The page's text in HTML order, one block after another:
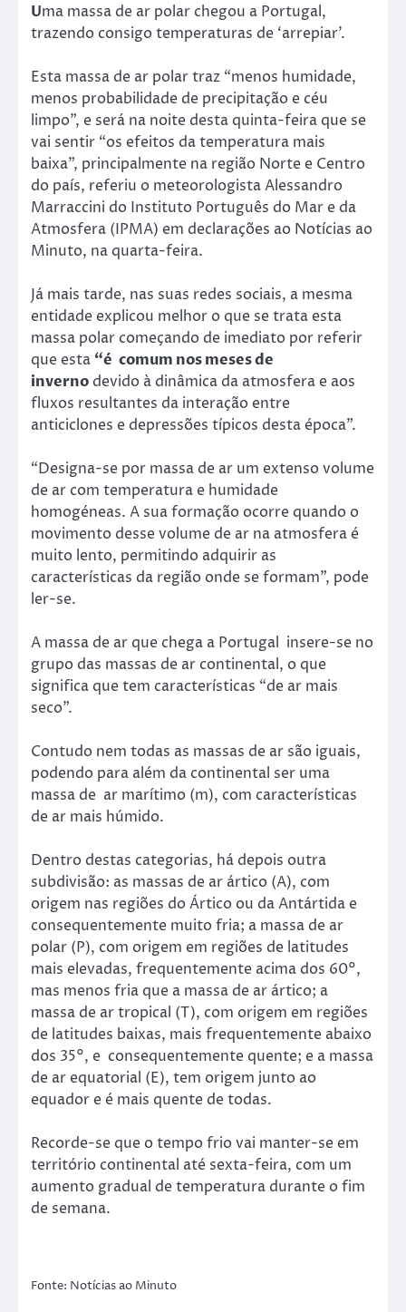
Uma massa de ar polar chegou a Portugal,
trazendo consigo temperaturas de ‘arrepiar’.
Esta massa de ar polar traz “menos humidade,
menos probabilidade de precipitação e céu
limpo”, e será na noite desta quinta-feira que se
vai sentir “os efeitos da temperatura mais
baixa”, principalmente na região Norte e Centro
do país, referiu o meteorologista Alessandro
Marraccini do Instituto Português do Mar e da
Atmosfera (IPMA) em declarações ao Notícias ao
Minuto, na quarta-feira.
Já mais tarde, nas suas redes sociais, a mesma
entidade explicou melhor o que se trata esta
massa polar começando de imediato por referir
que esta “é comum nos meses de
inverno devido à dinâmica da atmosfera e aos
fluxos resultantes da interação entre
anticiclones e depressões típicos desta época”.
“Designa-se por massa de ar um extenso volume
de ar com temperatura e humidade
homogéneas. A sua formação ocorre quando o
movimento desse volume de ar na atmosfera é
muito lento, permitindo adquirir as
características da região onde se formam”, pode
ler-se.
A massa de ar que chega a Portugal insere-se no
grupo das massas de ar continental, o que
significa que tem características “de ar mais
seco”.
Contudo nem todas as massas de ar são iguais,
podendo para além da continental ser uma
massa de ar marítimo (m), com características
de ar mais húmido.
Dentro destas categorias, há depois outra
subdivisão: as massas de ar ártico (A), com
origem nas regiões do Ártico ou da Antártida e
consequentemente muito fria; a massa de ar
polar (P), com origem em regiões de latitudes
mais elevadas, frequentemente acima dos 60°,
mas menos fria que a massa de ar ártico; a
massa de ar tropical (T), com origem em regiões
de latitudes baixas, mais frequentemente abaixo
dos 35°, e consequentemente quente; e a massa
de ar equatorial (E), tem origem junto ao
equador e é mais quente de todas.
Recorde-se que o tempo frio vai manter-se em
território continental até sexta-feira, com um
aumento gradual de temperatura durante o fim
de semana.
Fonte: Notícias ao Minuto